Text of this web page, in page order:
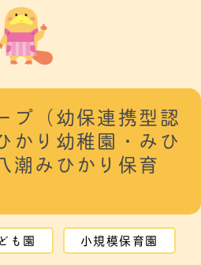
プ（幼保連携型認
かり幼稚園・みひ
潮みひかり保育
も園 小規模保育園